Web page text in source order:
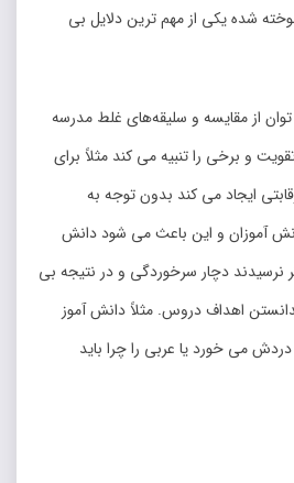
شده یکی از مهم ترین دلایل بی
‌‌توان از مقایسه و سلیقه‌‌های غلط مدرسه
و برخی را تنبیه می کند مثلاً برای
ایجاد می کند بدون توجه به
آموزان و این باعث می شود دانش
نرسیدند دچار سرخوردگی و در نتیجه بی
اهداف دروس. مثلاً دانش آموز
می خورد یا عربی را چرا باید